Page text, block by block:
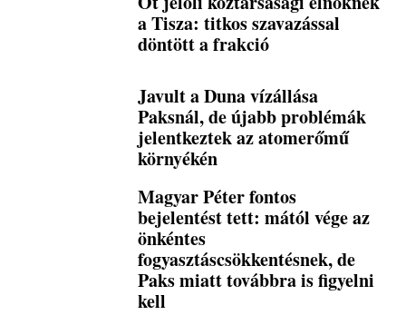
a Tisza: titkos szavazással
döntött a frakció
Javult a Duna vízállása
Paksnál, de újabb problémák
jelentkeztek az atomerőmű
környékén
Magyar Péter fontos
bejelentést tett: mától vége az
önkéntes
fogyasztáscsökkentésnek, de
Paks miatt továbbra is figyelni
kell